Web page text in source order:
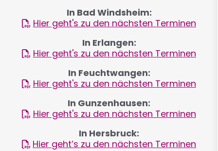
In Bad Windsheim:
Hier geht's zu den nächsten Terminen
In Erlangen:
Hier geht's zu den nächsten Terminen
In Feuchtwangen:
Hier geht's zu den nächsten Terminen
In Gunzenhausen:
Hier geht's zu den nächsten Terminen
In Hersbruck:
Hier geht’s zu den nächsten Terminen